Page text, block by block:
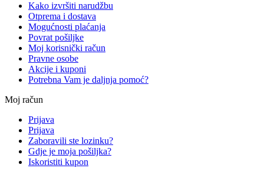
Kako izvršiti narudžbu
Otprema i dostava
Mogućnosti plaćanja
Povrat pošiljke
Moj korisnički račun
Pravne osobe
Akcije i kuponi
Potrebna Vam je daljnja pomoć?
Moj račun
Prijava
Prijava
Zaboravili ste lozinku?
Gdje je moja pošiljka?
Iskoristiti kupon